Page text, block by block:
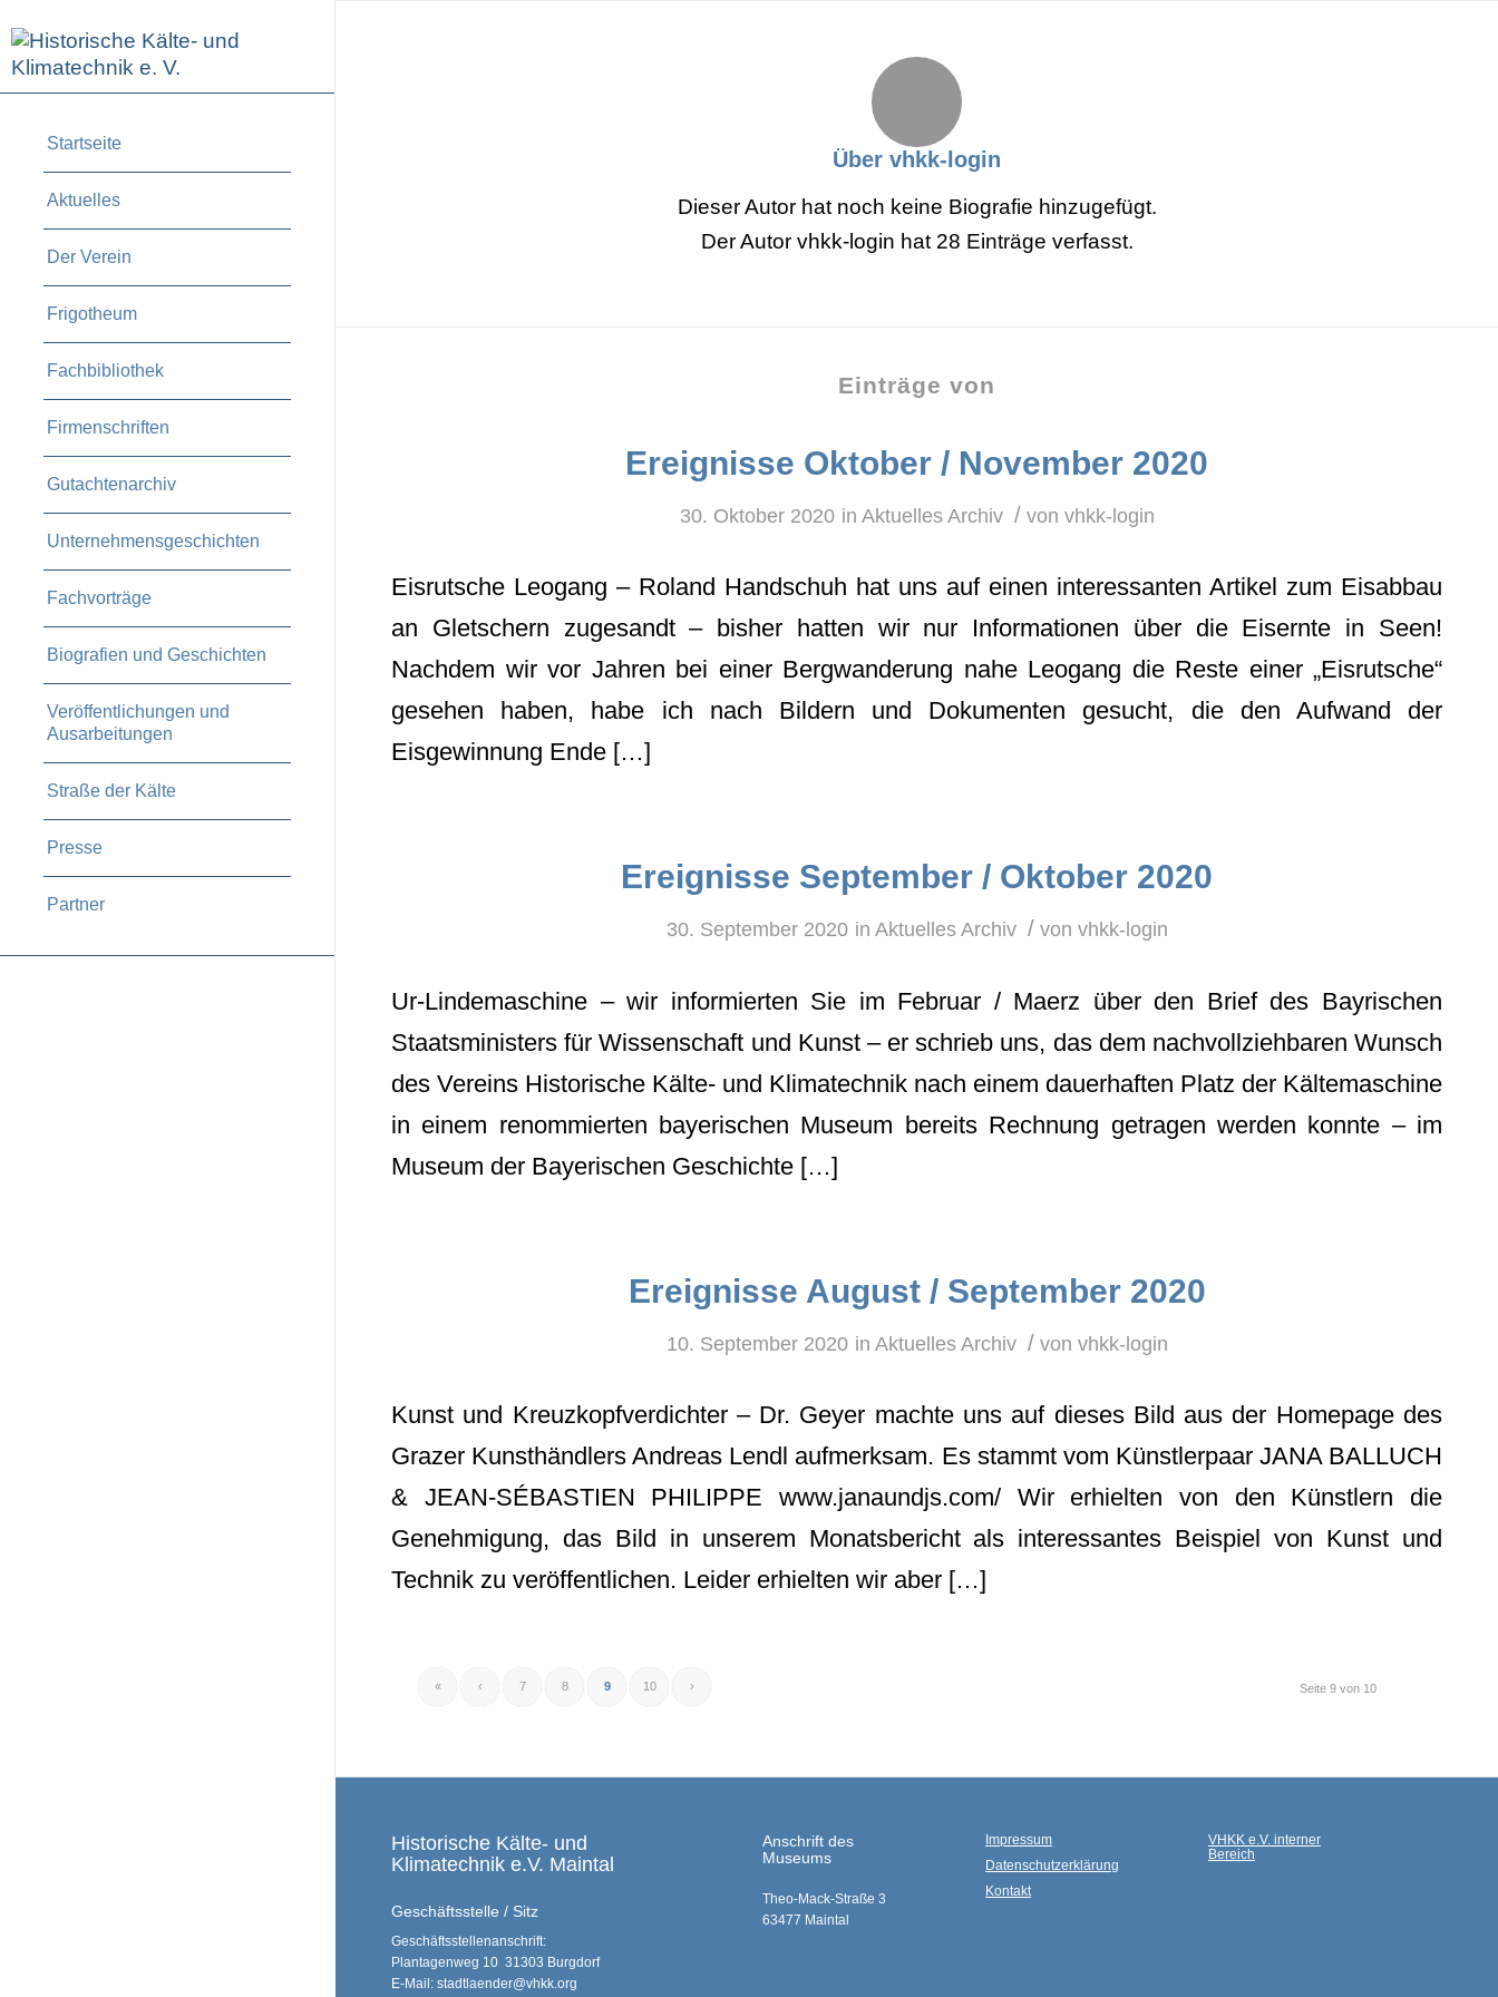
Startseite
Aktuelles
Der Verein
Frigotheum
Fachbibliothek
Firmenschriften
Gutachtenarchiv
Unternehmensgeschichten
Fachvorträge
Biografien und Geschichten
Veröffentlichungen und
Ausarbeitungen
Straße der Kälte
Presse
Partner
Über vhkk-login
Dieser Autor hat noch keine Biografie hinzugefügt.
Der Autor vhkk-login hat 28 Einträge verfasst.
Einträge von
Ereignisse Oktober / November 2020
30. Oktober 2020 in Aktuelles Archiv / von vhkk-login
Eisrutsche Leogang – Roland Handschuh hat uns auf einen interessanten Artikel zum Eisabbau
an Gletschern zugesandt – bisher hatten wir nur Informationen über die Eisernte in Seen!
Nachdem wir vor Jahren bei einer Bergwanderung nahe Leogang die Reste einer „Eisrutsche“
gesehen haben, habe ich nach Bildern und Dokumenten gesucht, die den Aufwand der
Eisgewinnung Ende […]
Ereignisse September / Oktober 2020
30. September 2020 in Aktuelles Archiv / von vhkk-login
Ur-Lindemaschine – wir informierten Sie im Februar / Maerz über den Brief des Bayrischen
Staatsministers für Wissenschaft und Kunst – er schrieb uns, das dem nachvollziehbaren Wunsch
des Vereins Historische Kälte- und Klimatechnik nach einem dauerhaften Platz der Kältemaschine
in einem renommierten bayerischen Museum bereits Rechnung getragen werden konnte – im
Museum der Bayerischen Geschichte […]
Ereignisse August / September 2020
10. September 2020 in Aktuelles Archiv / von vhkk-login
Kunst und Kreuzkopfverdichter – Dr. Geyer machte uns auf dieses Bild aus der Homepage des
Grazer Kunsthändlers Andreas Lendl aufmerksam. Es stammt vom Künstlerpaar JANA BALLUCH
& JEAN-SÉBASTIEN PHILIPPE www.janaundjs.com/ Wir erhielten von den Künstlern die
Genehmigung, das Bild in unserem Monatsbericht als interessantes Beispiel von Kunst und
Technik zu veröffentlichen. Leider erhielten wir aber […]
Seite 9 von 10
« ‹ 7 8 9 10 ›
Historische Kälte- und
Klimatechnik e.V. Maintal
Geschäftsstelle / Sitz
Geschäftsstellenanschrift:
Plantagenweg 10 31303 Burgdorf
E-Mail: stadtlaender@vhkk.org
Anschrift des
Museums
Theo-Mack-Straße 3
63477 Maintal
Impressum
Datenschutzerklärung
Kontakt
VHKK e.V. interner
Bereich